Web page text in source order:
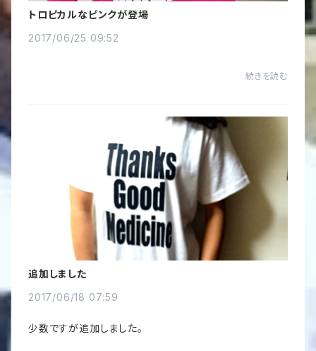
トロピカルなピンクが登場
2017/06/25 09:52
続きを読む
追加しました
2017/06/18 07:59
少数ですが追加しました。